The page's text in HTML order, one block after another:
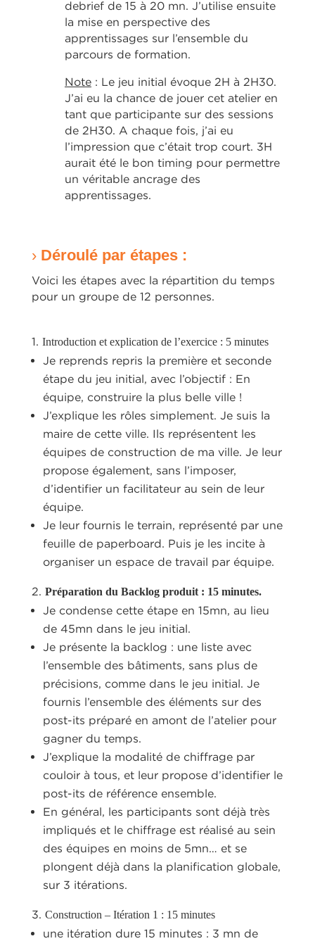
debrief de 15 à 20 mn. J’utilise ensuite
la mise en perspective des
apprentissages sur l’ensemble du
parcours de formation.
Note: Le jeu initial évoque 2H à 2H30.
J’ai eu la chance de jouer cet atelier en
tant que participante sur des sessions
de 2H30. A chaque fois, j’ai eu
l’impression que c’était trop court. 3H
aurait été le bon timing pour permettre
un véritable ancrage des
apprentissages.
› Déroulé par étapes :
Voici les étapes avec la répartition du temps
pour un groupe de 12 personnes.
Introduction et explication de l’exercice : 5 minutes
Je reprends repris la première et seconde
étape du jeu initial, avec l’objectif : En
équipe, construire la plus belle ville !
J’explique les rôles simplement. Je suis la
maire de cette ville. Ils représentent les
équipes de construction de ma ville. Je leur
propose également, sans l’imposer,
d’identifier un facilitateur au sein de leur
équipe.
Je leur fournis le terrain, représenté par une
feuille de paperboard. Puis je les incite à
organiser un espace de travail par équipe.
Préparation du Backlog produit : 15 minutes.
Je condense cette étape en 15mn, au lieu
de 45mn dans le jeu initial.
Je présente la backlog : une liste avec
l’ensemble des bâtiments, sans plus de
précisions, comme dans le jeu initial. Je
fournis l’ensemble des éléments sur des
post-its préparé en amont de l’atelier pour
gagner du temps.
J’explique la modalité de chiffrage par
couloir à tous, et leur propose d’identifier le
post-its de référence ensemble.
En général, les participants sont déjà très
impliqués et le chiffrage est réalisé au sein
des équipes en moins de 5mn… et se
plongent déjà dans la planification globale,
sur 3 itérations.
Construction – Itération 1 : 15 minutes
une itération dure 15 minutes : 3 mn de